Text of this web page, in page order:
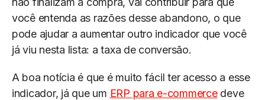
você entenda as razões desse abandono, o que
pode ajudar a aumentar outro indicador que você
já viu nesta lista: a taxa de conversão.
A boa notícia é que é muito fácil ter acesso a esse
indicador, já que um ERP para e-commercedeve